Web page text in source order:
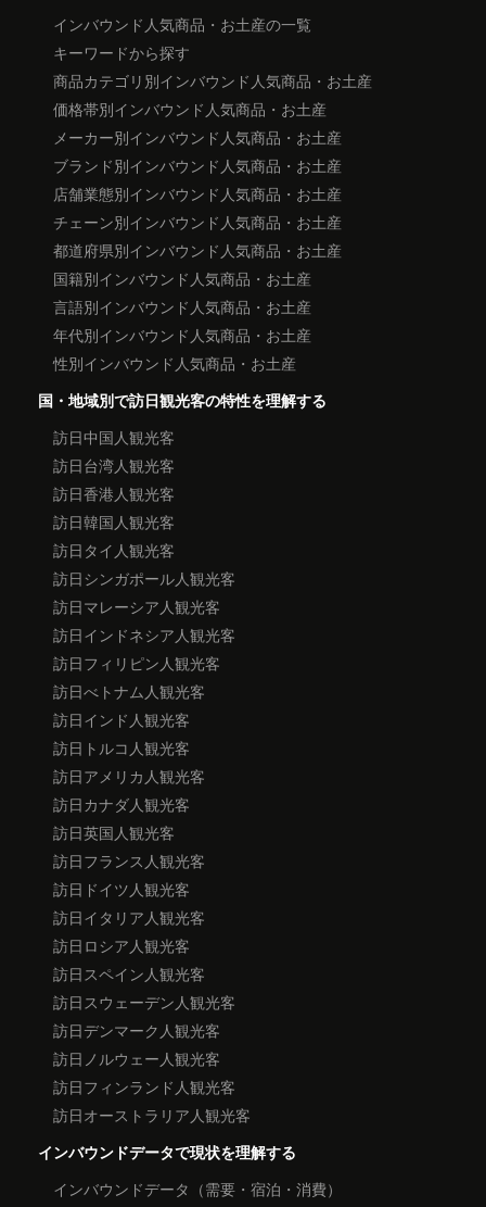
インバウンド人気商品・お土産の一覧
キーワードから探す
商品カテゴリ別インバウンド人気商品・お土産
価格帯別インバウンド人気商品・お土産
メーカー別インバウンド人気商品・お土産
ブランド別インバウンド人気商品・お土産
店舗業態別インバウンド人気商品・お土産
チェーン別インバウンド人気商品・お土産
都道府県別インバウンド人気商品・お土産
国籍別インバウンド人気商品・お土産
言語別インバウンド人気商品・お土産
年代別インバウンド人気商品・お土産
性別インバウンド人気商品・お土産
国・地域別で訪日観光客の特性を理解する
訪日中国人観光客
訪日台湾人観光客
訪日香港人観光客
訪日韓国人観光客
訪日タイ人観光客
訪日シンガポール人観光客
訪日マレーシア人観光客
訪日インドネシア人観光客
訪日フィリピン人観光客
訪日べトナム人観光客
訪日インド人観光客
訪日トルコ人観光客
訪日アメリカ人観光客
訪日カナダ人観光客
訪日英国人観光客
訪日フランス人観光客
訪日ドイツ人観光客
訪日イタリア人観光客
訪日ロシア人観光客
訪日スペイン人観光客
訪日スウェーデン人観光客
訪日デンマーク人観光客
訪日ノルウェー人観光客
訪日フィンランド人観光客
訪日オーストラリア人観光客
インバウンドデータで現状を理解する
インバウンドデータ（需要・宿泊・消費）